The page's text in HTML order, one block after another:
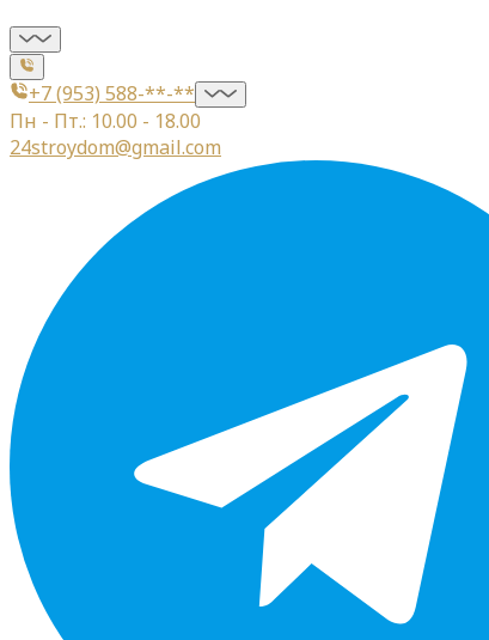
+7 (953) 588-**-**
Пн - Пт.: 10.00 - 18.00
24stroydom@gmail.com